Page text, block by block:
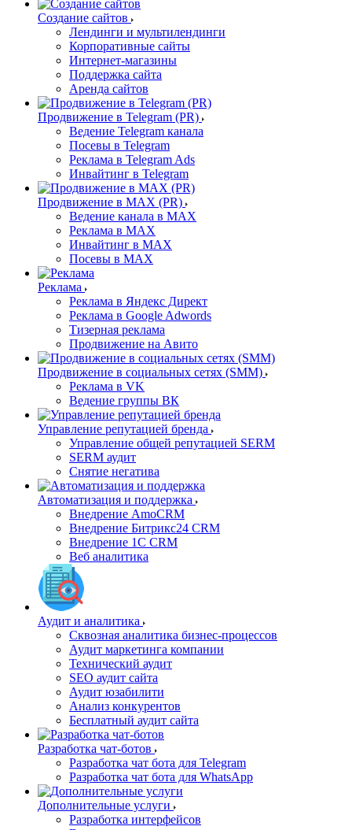
Создание сайтов
Лендинги и мультилендинги
Корпоративные сайты
Интернет-магазины
Поддержка сайта
Аренда сайтов
Продвижение в Telegram (PR)
Ведение Telegram канала
Посевы в Telegram
Реклама в Telegram Ads
Инвайтинг в Telegram
Продвижение в MAX (PR)
Ведение канала в MAX
Реклама в MAX
Инвайтинг в MAX
Посевы в MAX
Реклама
Реклама в Яндекс Директ
Реклама в Google Adwords
Тизерная реклама
Продвижение на Авито
Продвижение в социальных сетях (SMM)
Реклама в VK
Ведение группы ВК
Управление репутацией бренда
Управление общей репутацией SERM
SERM аудит
Снятие негатива
Автоматизация и поддержка
Внедрение AmoCRM
Внедрение Битрикс24 CRM
Внедрение 1C CRM
Веб аналитика
Аудит и аналитика
Сквозная аналитика бизнес-процессов
Аудит маркетинга компании
Технический аудит
SEO аудит сайта
Аудит юзабилити
Анализ конкурентов
Бесплатный аудит сайта
Разработка чат-ботов
Разработка чат бота для Telegram
Разработка чат бота для WhatsApp
Дополнительные услуги
Разработка интерфейсов